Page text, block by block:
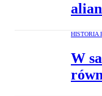
HISTORIA
W